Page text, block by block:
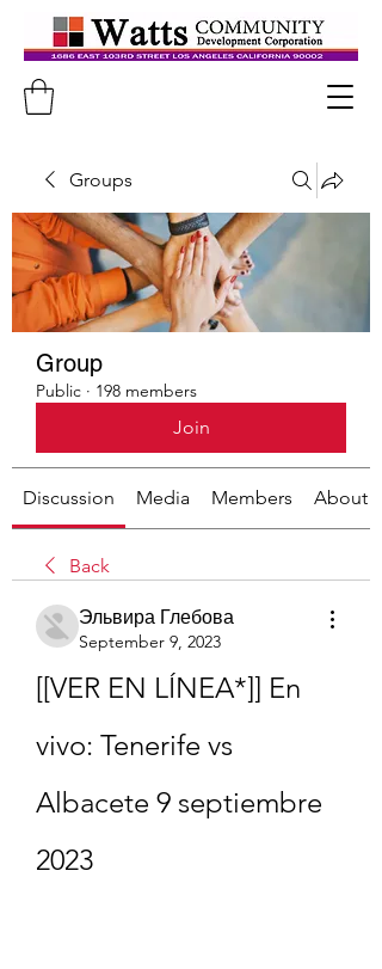
Groups
Group
Public · 198 members
Join
Discussion Media Members About
Back
Эльвира Глебова
September 9, 2023
[[VER EN LÍNEA*]] En
vivo: Tenerife vs
Albacete 9 septiembre
2023